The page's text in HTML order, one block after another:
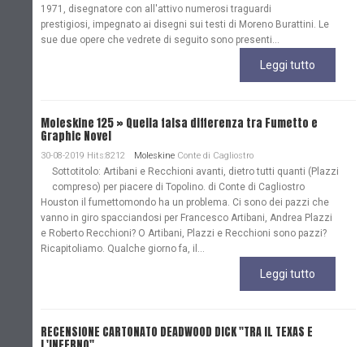
1971, disegnatore con all'attivo numerosi traguardi
prestigiosi, impegnato ai disegni sui testi di Moreno Burattini. Le
sue due opere che vedrete di seguito sono presenti...
Leggi tutto
Moleskine 125 » Quella falsa differenza tra Fumetto e
Graphic Novel
30-08-2019 Hits:8212 Moleskine Conte di Cagliostro
Sottotitolo: Artibani e Recchioni avanti, dietro tutti quanti (Plazzi
compreso) per piacere di Topolino. di Conte di Cagliostro
Houston il fumettomondo ha un problema. Ci sono dei pazzi che
vanno in giro spacciandosi per Francesco Artibani, Andrea Plazzi
e Roberto Recchioni? O Artibani, Plazzi e Recchioni sono pazzi?
Ricapitoliamo. Qualche giorno fa, il...
Leggi tutto
RECENSIONE CARTONATO DEADWOOD DICK "TRA IL TEXAS E